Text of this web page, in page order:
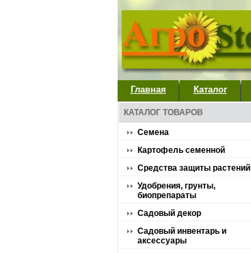
Главная Каталог
КАТАЛОГ ТОВАРОВ
Семена
Картофель семенной
Средства защиты растений
Удобрения, грунты,
биопрепараты
Садовый декор
Садовый инвентарь и
аксессуары